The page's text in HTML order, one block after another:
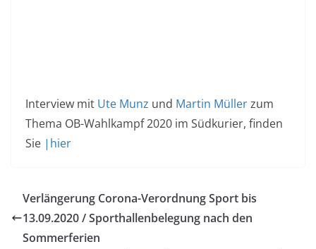
Interview mit Ute Munz und Martin Müllerzum
Thema OB-Wahlkampf 2020 im Südkurier, finden
Sie |hier
Verlängerung Corona-Verordnung Sport bis
13.09.2020 / Sporthallenbelegung nach den
Sommerferien